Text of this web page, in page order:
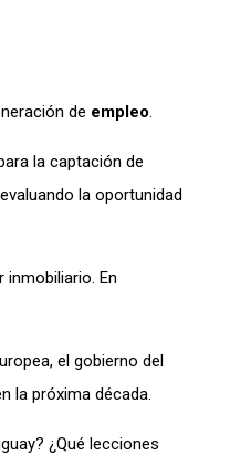
de empleo.
la captación de
la oportunidad
En
el gobierno del
la próxima década.
¿Qué lecciones